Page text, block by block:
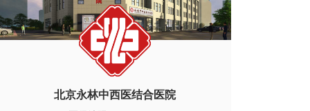
北京永林中西医结合医院